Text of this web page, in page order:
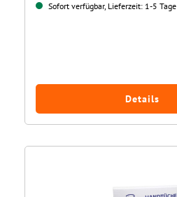
Sofort verfügbar, Lieferzeit: 1-5 Tage
Details